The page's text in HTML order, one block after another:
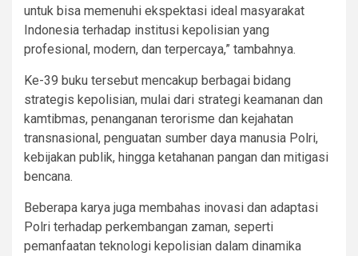
untuk bisa memenuhi ekspektasi ideal masyarakat
Indonesia terhadap institusi kepolisian yang
profesional, modern, dan terpercaya,” tambahnya.
Ke-39 buku tersebut mencakup berbagai bidang
strategis kepolisian, mulai dari strategi keamanan dan
kamtibmas, penanganan terorisme dan kejahatan
transnasional, penguatan sumber daya manusia Polri,
kebijakan publik, hingga ketahanan pangan dan mitigasi
bencana.
Beberapa karya juga membahas inovasi dan adaptasi
Polri terhadap perkembangan zaman, seperti
pemanfaatan teknologi kepolisian dalam dinamika